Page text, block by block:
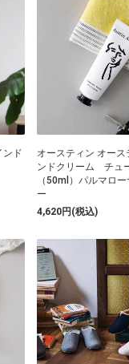
ンド
オースティン オース
ンドクリーム チュ
（50ml）パルマロ
ー
4,620円(税込)